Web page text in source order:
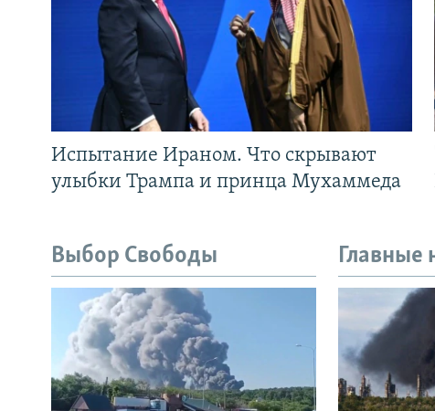
Испытание Ираном. Что скрывают
улыбки Трампа и принца Мухаммеда
Выбор Свободы Главные